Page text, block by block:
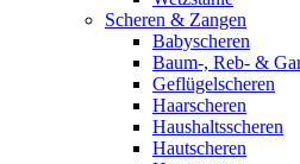
Scheren & Zangen
Babyscheren
Baum-, Reb- &
Geflügelscheren
Haarscheren
Haushaltsscheren
Hautscheren